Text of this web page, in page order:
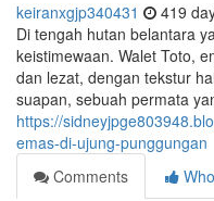
keiranxgjp340431 419
Di tengah hutan belantara
keistimewaan. Walet Toto,
dan lezat, dengan tekstur
suapan, sebuah permata
https://
emas-di-ujung-punggungan
Comments